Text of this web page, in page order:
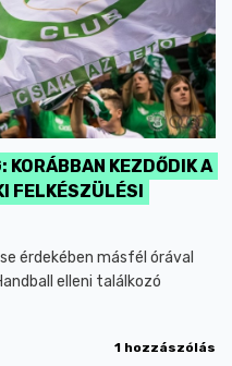
KORÁBBAN KEZDŐDIK A
FELKÉSZÜLÉSI
érdekében másfél órával
elleni találkozó
1 hozzászólás